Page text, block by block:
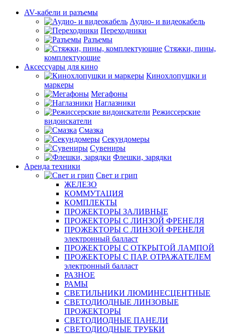
AV-кабели и разъемы
Аудио- и видеокабель
Переходники
Разъемы
Стяжки, пины,
комплектующие
Аксессуары для кино
Кинохлопушки и
маркеры
Мегафоны
Наглазники
Режиссерские
видоискатели
Смазка
Секундомеры
Сувениры
Флешки, зарядки
Аренда техники
Свет и грип
ЖЕЛЕЗО
КОММУТАЦИЯ
КОМПЛЕКТЫ
ПРОЖЕКТОРЫ ЗАЛИВНЫЕ
ПРОЖЕКТОРЫ С ЛИНЗОЙ ФРЕНЕЛЯ
ПРОЖЕКТОРЫ С ЛИНЗОЙ ФРЕНЕЛЯ
электронный балласт
ПРОЖЕКТОРЫ С ОТКРЫТОЙ ЛАМПОЙ
ПРОЖЕКТОРЫ С ПАР. ОТРАЖАТЕЛЕМ
электронный балласт
РАЗНОЕ
РАМЫ
СВЕТИЛЬНИКИ ЛЮМИНЕСЦЕНТНЫЕ
СВЕТОДИОДНЫЕ ЛИНЗОВЫЕ
ПРОЖЕКТОРЫ
СВЕТОДИОДНЫЕ ПАНЕЛИ
СВЕТОДИОДНЫЕ ТРУБКИ